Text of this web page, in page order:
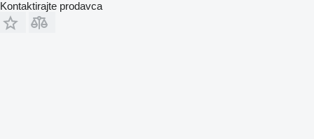
Kontaktirajte prodavca